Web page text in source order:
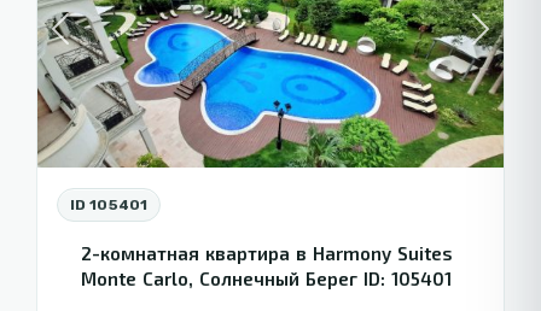
Previous Next
ID 105401
2-комнатная квартира в Harmony Suites
Monte Carlo, Солнечный Берег ID: 105401